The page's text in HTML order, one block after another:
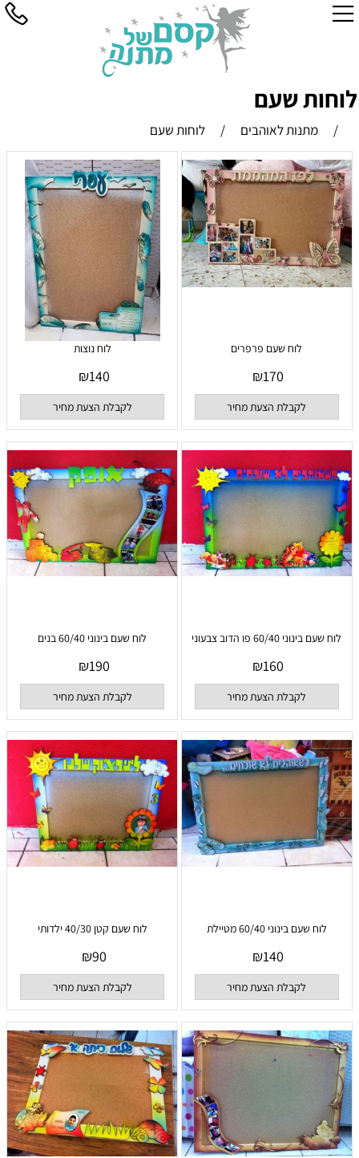
לוחות שעם
/ מתנות לאוהבים / לוחות שעם
לוח שעם פרפרים
₪170
לקבלת הצעת מחיר
לוח נוצות
₪140
לקבלת הצעת מחיר
לוח שעם בינוני 60/40 פו הדוב צבעוני
₪160
לקבלת הצעת מחיר
לוח שעם בינוני 60/40 בנים
₪190
לקבלת הצעת מחיר
לוח שעם בינוני 60/40 מטיילת
₪140
לקבלת הצעת מחיר
לוח שעם קטן 40/30 ילדותי
₪90
לקבלת הצעת מחיר